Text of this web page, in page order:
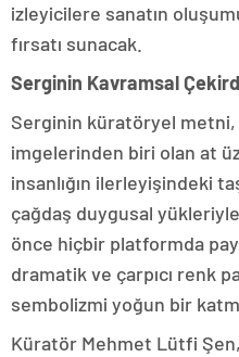
izleyicilere sanatın
fırsatı sunacak.
Serginin Kavramsal
Serginin küratöryel metni,
imgelerinden biri olan at
insanlığın ilerleyişindeki
çağdaş duygusal
önce hiçbir platformda
dramatik ve çarpıcı renk
sembolizmi yoğun bir
Küratör Mehmet Lütfi